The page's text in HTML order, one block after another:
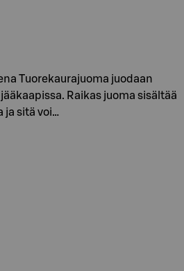
Tuorekaurajuoma juodaan
Raikas juoma sisältää
ja sitä voi…